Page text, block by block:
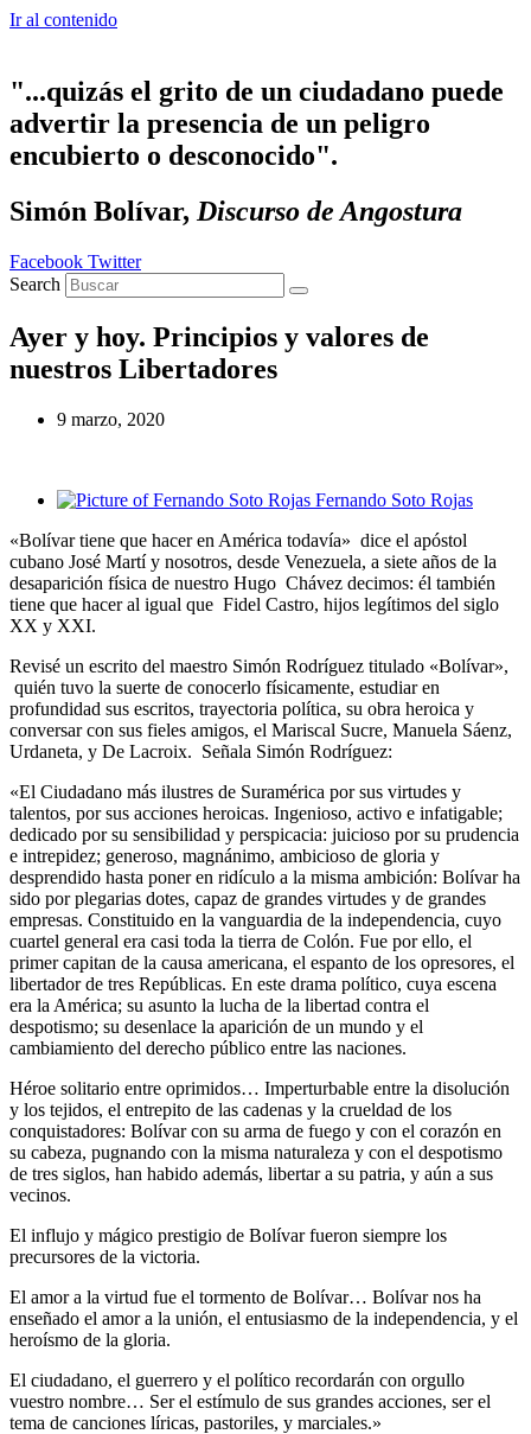
Ir al contenido
"...quizás el grito de un ciudadano puede
advertir la presencia de un peligro
encubierto o desconocido".
Simón Bolívar, Discurso de Angostura
Facebook Twitter
Search
Ayer y hoy. Principios y valores de
nuestros Libertadores
9 marzo, 2020
Fernando Soto Rojas
«Bolívar tiene que hacer en América todavía» dice el apóstol
cubano José Martí y nosotros, desde Venezuela, a siete años de la
desaparición física de nuestro Hugo Chávez decimos: él también
tiene que hacer al igual que Fidel Castro, hijos legítimos del siglo
XX y XXI.
Revisé un escrito del maestro Simón Rodríguez titulado «Bolívar»,
quién tuvo la suerte de conocerlo físicamente, estudiar en
profundidad sus escritos, trayectoria política, su obra heroica y
conversar con sus fieles amigos, el Mariscal Sucre, Manuela Sáenz,
Urdaneta, y De Lacroix. Señala Simón Rodríguez:
«El Ciudadano más ilustres de Suramérica por sus virtudes y
talentos, por sus acciones heroicas. Ingenioso, activo e infatigable;
dedicado por su sensibilidad y perspicacia: juicioso por su prudencia
e intrepidez; generoso, magnánimo, ambicioso de gloria y
desprendido hasta poner en ridículo a la misma ambición: Bolívar ha
sido por plegarias dotes, capaz de grandes virtudes y de grandes
empresas. Constituido en la vanguardia de la independencia, cuyo
cuartel general era casi toda la tierra de Colón. Fue por ello, el
primer capitan de la causa americana, el espanto de los opresores, el
libertador de tres Repúblicas. En este drama político, cuya escena
era la América; su asunto la lucha de la libertad contra el
despotismo; su desenlace la aparición de un mundo y el
cambiamiento del derecho público entre las naciones.
Héroe solitario entre oprimidos… Imperturbable entre la disolución
y los tejidos, el entrepito de las cadenas y la crueldad de los
conquistadores: Bolívar con su arma de fuego y con el corazón en
su cabeza, pugnando con la misma naturaleza y con el despotismo
de tres siglos, han habido además, libertar a su patria, y aún a sus
vecinos.
El influjo y mágico prestigio de Bolívar fueron siempre los
precursores de la victoria.
El amor a la virtud fue el tormento de Bolívar… Bolívar nos ha
enseñado el amor a la unión, el entusiasmo de la independencia, y el
heroísmo de la gloria.
El ciudadano, el guerrero y el político recordarán con orgullo
vuestro nombre… Ser el estímulo de sus grandes acciones, ser el
tema de canciones líricas, pastoriles, y marciales.»